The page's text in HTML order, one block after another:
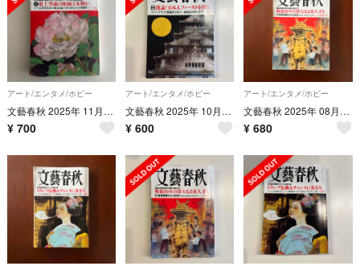
アート/エンタメ/ホビー
文藝春秋 2025年 11月号 [雑誌]
¥ 700
アート/エンタメ/ホビー
文藝春秋 2025年 10月号 / 坂東玉三郎
¥ 600
アート/エンタメ/ホビー
文藝春秋 2025年 08月号 [雑誌]
¥ 680